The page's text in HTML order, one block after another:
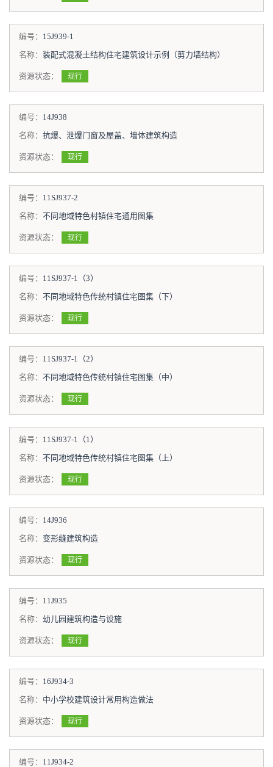
编号： 15J939-1
名称： 装配式混凝土结构住宅建筑设计示例（剪力墙结构）
资源状态： 现行
编号： 14J938
名称： 抗爆、泄爆门窗及屋盖、墙体建筑构造
资源状态： 现行
编号： 11SJ937-2
名称： 不同地域特色村镇住宅通用图集
资源状态： 现行
编号： 11SJ937-1（3）
名称： 不同地域特色传统村镇住宅图集（下）
资源状态： 现行
编号： 11SJ937-1（2）
名称： 不同地域特色传统村镇住宅图集（中）
资源状态： 现行
编号： 11SJ937-1（1）
名称： 不同地域特色传统村镇住宅图集（上）
资源状态： 现行
编号： 14J936
名称： 变形缝建筑构造
资源状态： 现行
编号： 11J935
名称： 幼儿园建筑构造与设施
资源状态： 现行
编号： 16J934-3
名称： 中小学校建筑设计常用构造做法
资源状态： 现行
编号： 11J934-2